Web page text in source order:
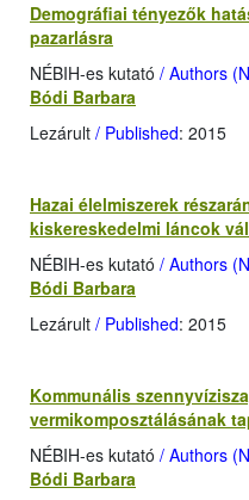
Demográfiai tényezők
pazarlásra
NÉBIH-es kutató / Authors
Bódi Barbara
Lezárult / Published: 2015
Hazai élelmiszerek
kiskereskedelmi láncok
NÉBIH-es kutató / Authors
Bódi Barbara
Lezárult / Published: 2015
Kommunális
vermikomposztálásának
NÉBIH-es kutató / Authors
Bódi Barbara